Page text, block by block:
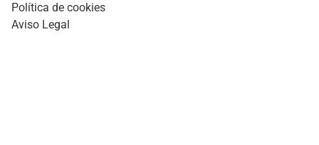
Política de cookies
Aviso Legal